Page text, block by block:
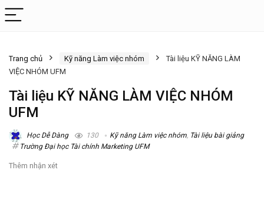
Trang chủ Kỹ năng Làm việc nhóm
Tài liệu KỸ NĂNG LÀM
VIỆC NHÓM UFM
Tài liệu KỸ NĂNG LÀM VIỆC NHÓM
UFM
Học Dễ Dàng 130 Kỹ năng Làm việc nhóm, Tài liệu bài giảng
Trường Đại học Tài chính Marketing UFM
Thêm nhận xét